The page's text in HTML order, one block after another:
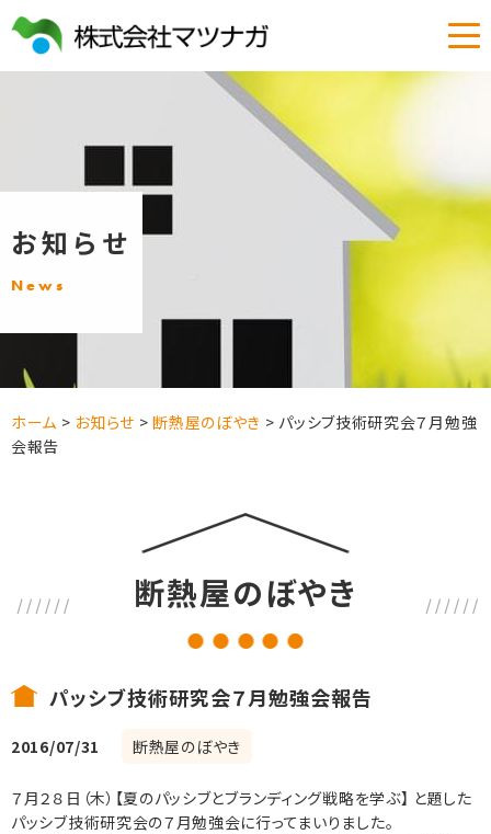
お知らせ
News
ホーム > お知らせ >断熱屋のぼやき > パッシブ技術研究会７月勉強
会報告
断熱屋のぼやき
パッシブ技術研究会７月勉強会報告
2016/07/31 断熱屋のぼやき
７月２８日（木）【夏のパッシブとブランディング戦略を学ぶ】 と題した
パッシブ技術研究会の７月勉強会に行ってまいりました。